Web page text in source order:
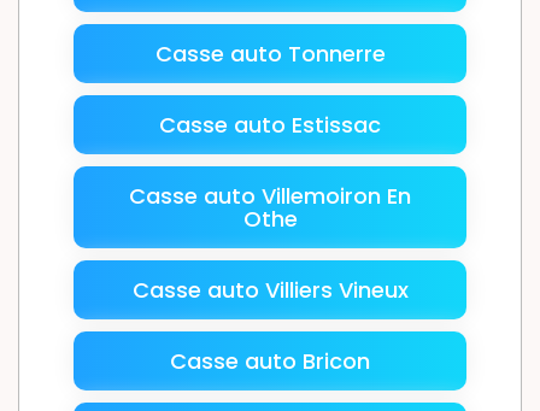
Casse auto Tonnerre
Casse auto Estissac
Casse auto Villemoiron En
Othe
Casse auto Villiers Vineux
Casse auto Bricon